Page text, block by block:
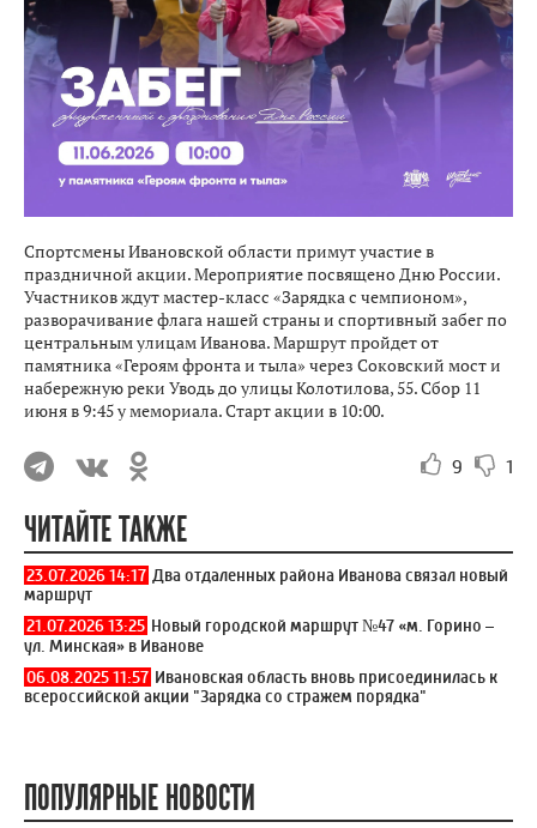
Спортсмены Ивановской области примут участие в
праздничной акции. Мероприятие посвящено Дню России.
Участников ждут мастер-класс «Зарядка с чемпионом»,
разворачивание флага нашей страны и спортивный забег по
центральным улицам Иванова. Маршрут пройдет от
памятника «Героям фронта и тыла» через Соковский мост и
набережную реки Уводь до улицы Колотилова, 55. Сбор 11
июня в 9:45 у мемориала. Старт акции в 10:00.
9 1
ЧИТАЙТЕ ТАКЖЕ
23.07.2026 14:17 Два отдаленных района Иванова связал новый
маршрут
21.07.2026 13:25 Новый городской маршрут №47 «м. Горино –
ул. Минская» в Иванове
06.08.2025 11:57 Ивановская область вновь присоединилась к
всероссийской акции "Зарядка со стражем порядка"
ПОПУЛЯРНЫЕ НОВОСТИ